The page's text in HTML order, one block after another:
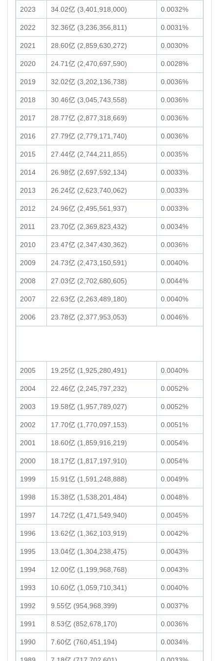
2023 34.02亿 (3,401,918,000) 0.0032%
2022 32.36亿 (3,236,356,811) 0.0031%
2021 28.60亿 (2,859,630,272) 0.0030%
2020 24.71亿 (2,470,697,590) 0.0028%
2019 32.02亿 (3,202,136,738) 0.0036%
2018 30.46亿 (3,045,743,558) 0.0036%
2017 28.77亿 (2,877,318,669) 0.0036%
2016 27.79亿 (2,779,171,740) 0.0036%
2015 27.44亿 (2,744,211,855) 0.0035%
2014 26.98亿 (2,697,592,134) 0.0033%
2013 26.24亿 (2,623,740,062) 0.0033%
2012 24.96亿 (2,495,561,937) 0.0033%
2011 23.70亿 (2,369,823,432) 0.0034%
2010 23.47亿 (2,347,430,362) 0.0036%
2009 24.73亿 (2,473,150,591) 0.0040%
2008 27.03亿 (2,702,680,605) 0.0044%
2007 22.63亿 (2,263,489,180) 0.0040%
2006 23.78亿 (2,377,953,053) 0.0046%
2005 19.25亿 (1,925,280,491) 0.0040%
2004 22.46亿 (2,245,797,232) 0.0052%
2003 19.58亿 (1,957,789,027) 0.0052%
2002 17.70亿 (1,770,097,153) 0.0051%
2001 18.60亿 (1,859,916,219) 0.0054%
2000 18.17亿 (1,817,197,910) 0.0054%
1999 15.91亿 (1,591,248,888) 0.0049%
1998 15.38亿 (1,538,201,484) 0.0048%
1997 14.72亿 (1,471,549,940) 0.0045%
1996 13.62亿 (1,362,103,919) 0.0042%
1995 13.04亿 (1,304,238,475) 0.0043%
1994 12.00亿 (1,199,968,768) 0.0043%
1993 10.60亿 (1,059,710,341) 0.0040%
1992 9.55亿 (954,968,399) 0.0037%
1991 8.53亿 (852,678,170) 0.0036%
1990 7.60亿 (760,451,194) 0.0034%